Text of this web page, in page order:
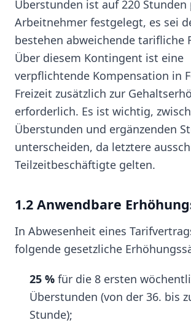
Überstunden ist auf 220 Stunden
Arbeitnehmer festgelegt, es sei
bestehen abweichende tarifliche
Über diesem Kontingent ist eine
verpflichtende Kompensation in
Freizeit zusätzlich zur
erforderlich. Es ist wichtig,
Überstunden und ergänzenden
unterscheiden, da letztere
Teilzeitbeschäftigte gelten.
1.2 Anwendbare
In Abwesenheit eines
folgende gesetzliche
25 % für die 8 ersten
Überstunden (von der 36. bis
Stunde);